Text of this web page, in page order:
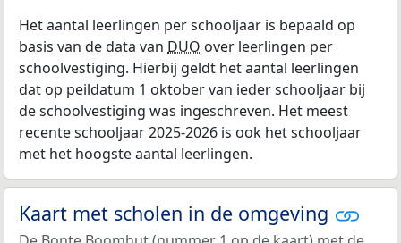
Het aantal leerlingen per schooljaar is bepaald op
basis van de data van DUO over leerlingen per
schoolvestiging. Hierbij geldt het aantal leerlingen
dat op peildatum 1 oktober van ieder schooljaar bij
de schoolvestiging was ingeschreven. Het meest
recente schooljaar 2025-2026 is ook het schooljaar
met het hoogste aantal leerlingen.
Kaart met scholen in de omgeving